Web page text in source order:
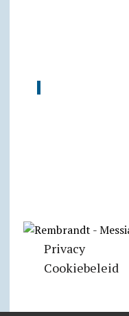
Privacy
Cookiebeleid